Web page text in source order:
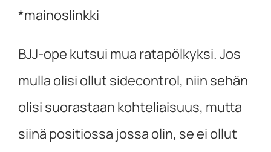
*mainoslinkki
BJJ-ope kutsui mua ratapölkyksi. Jos
mulla olisi ollut sidecontrol, niin sehän
olisi suorastaan kohteliaisuus, mutta
siinä positiossa jossa olin, se ei ollut